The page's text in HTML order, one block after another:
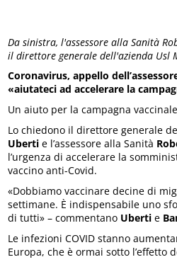
Da sinistra, l'assessore alla Sanità
il direttore generale dell'azienda Usl
Coronavirus, appello
«aiutateci ad accelerare la
Un aiuto per la campagna
Lo chiedono il direttore generale
Uberti e l’assessore alla Sanità
l’urgenza di accelerare la
vaccino anti-Covid.
«Dobbiamo vaccinare decine di
settimane. È indispensabile uno
di tutti» – commentano Uberti e
Le infezioni COVID stanno
Europa, che è ormai sotto l’effetto